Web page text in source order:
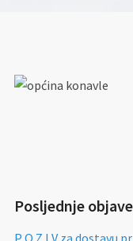
Posljednje objave
P O Z I V za dostavu